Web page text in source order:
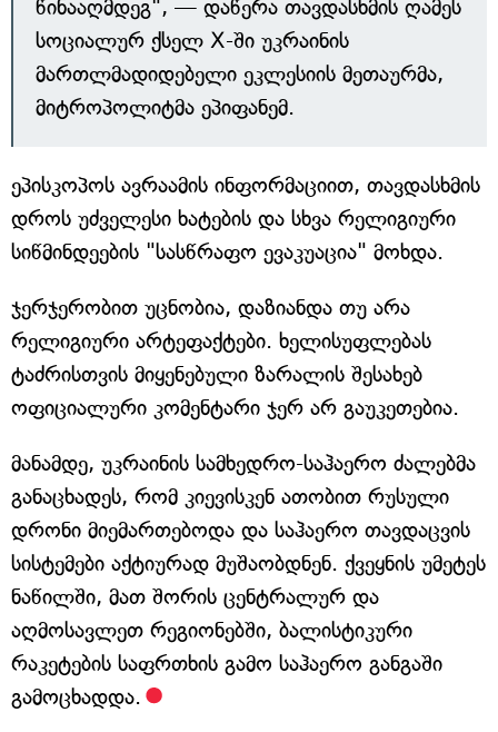
წინააღმდეგ", — დაწერა თავდასხმის ღამეს
სოციალურ ქსელ X-ში უკრაინის
მართლმადიდებელი ეკლესიის მეთაურმა,
მიტროპოლიტმა ეპიფანემ.
ეპისკოპოს ავრაამის ინფორმაციით, თავდასხმის
დროს უძველესი ხატების და სხვა რელიგიური
სიწმინდეების "სასწრაფო ევაკუაცია" მოხდა.
ჯერჯერობით უცნობია, დაზიანდა თუ არა
რელიგიური არტეფაქტები. ხელისუფლებას
ტაძრისთვის მიყენებული ზარალის შესახებ
ოფიციალური კომენტარი ჯერ არ გაუკეთებია.
მანამდე, უკრაინის სამხედრო-საჰაერო ძალებმა
განაცხადეს, რომ კიევისკენ ათობით რუსული
დრონი მიემართებოდა და საჰაერო თავდაცვის
სისტემები აქტიურად მუშაობდნენ. ქვეყნის უმეტეს
ნაწილში, მათ შორის ცენტრალურ და
აღმოსავლეთ რეგიონებში, ბალისტიკური
რაკეტების საფრთხის გამო საჰაერო განგაში
გამოცხადდა.